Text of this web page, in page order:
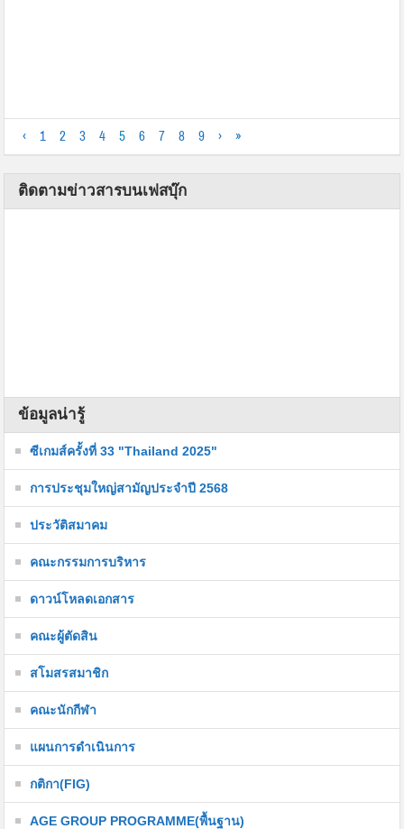
‹ 1 2 3 4 5 6 7 8 9 › »
ติดตามข่าวสารบนเฟสบุ๊ก
ข้อมูลน่ารู้
ซีเกมส์ครั้งที่ 33 "Thailand 2025"
การประชุมใหญ่สามัญประจำปี 2568
ประวัติสมาคม
คณะกรรมการบริหาร
ดาวน์โหลดเอกสาร
คณะผู้ตัดสิน
สโมสรสมาชิก
คณะนักกีฬา
แผนการดำเนินการ
กติกา(FIG)
AGE GROUP PROGRAMME(พื้นฐาน)